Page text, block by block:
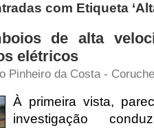
com Etiqueta
de alta
elétricos
Pinheiro da Costa -
À primeira vista,
investigação